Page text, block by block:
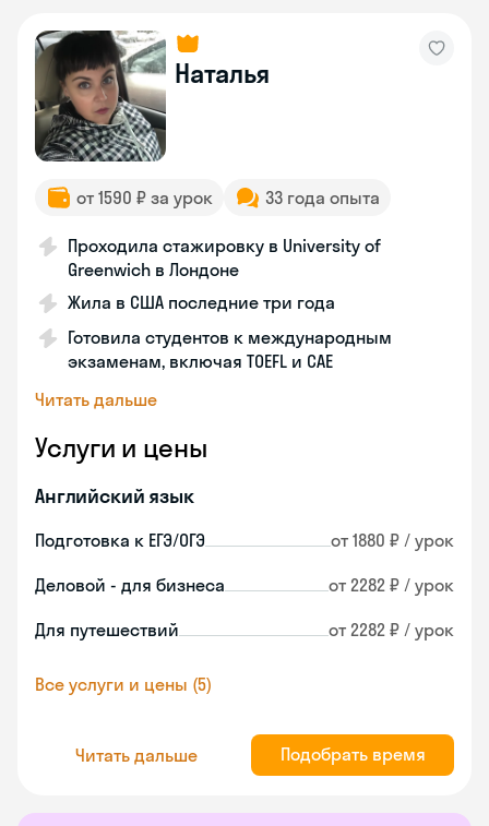
Наталья
от 1590 ₽ за урок 33 года опыта
Проходила стажировку в University of
Greenwich в Лондоне
Жила в США последние три года
Готовила студентов к международным
экзаменам, включая TOEFL и CAE
Читать дальше
Услуги и цены
Английский язык
Подготовка к ЕГЭ/ОГЭ от 1880 ₽ / урок
Деловой - для бизнеса от 2282 ₽ / урок
Для путешествий от 2282 ₽ / урок
Все услуги и цены (5)
Читать дальше Подобрать время